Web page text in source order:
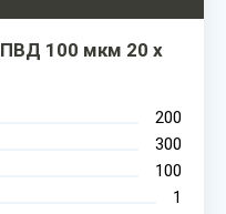
100 мкм 20 х
200
300
100
1